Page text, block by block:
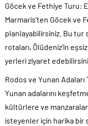
Göcek ve Fethiye Turu:
Marmaris’ten Göcek ve
planlayabilirsiniz. Bu tur
rotaları, Ölüdeniz’in
yerleri ziyaret
Rodos ve Yunan Adaları
Yunan adalarını
kültürlere ve
isteyenler için harika bir